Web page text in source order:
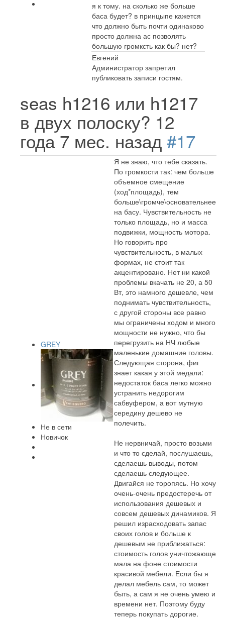
я к тому. на сколько же больше
баса будет? в принцыпе кажется
что должно быть почти одинаково
просто должна ас позволять
большую громксть как бы? нет?
Евгений
Администратор запретил
публиковать записи гостям.
seas h1216 или h1217
в двух полоску? 12
года 7 мес. назад #17
GREY
Не в сети
Новичок
Я не знаю, что тебе сказать.
По громкости так: чем больше
объемное смещение
(ход*площадь), тем
больше\громче\основательнее
на басу. Чувствительность не
только площадь, но и масса
подвижки, мощность мотора.
Но говорить про
чувствительность, в малых
формах, не стоит так
акцентировано. Нет ни какой
проблемы вкачать не 20, а 50
Вт, это намного дешевле, чем
поднимать чувствительность,
с другой стороны все равно
мы ограничены ходом и много
мощности не нужно, что бы
перегрузить на НЧ любые
маленькие домашние головы.
Следующая сторона, фиг
знает какая у этой медали:
недостаток баса легко можно
устранить недорогим
сабвуфером, а вот мутную
середину дешево не
полечить.
Не нервничай, просто возьми
и что то сделай, послушаешь,
сделаешь выводы, потом
сделаешь следующее.
Двигайся не торопясь. Но хочу
очень-очень предостеречь от
использования дешевых и
совсем дешевых динамиков. Я
решил израсходовать запас
своих голов и больше к
дешевым не приближаться:
стоимость голов уничтожающе
мала на фоне стоимости
красивой мебели. Если бы я
делал мебель сам, то может
быть, а сам я не очень умею и
времени нет. Поэтому буду
теперь покупать дорогие.